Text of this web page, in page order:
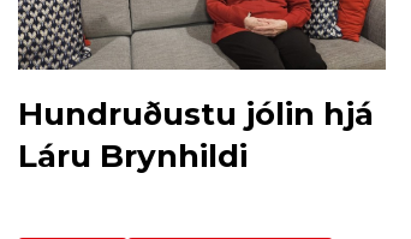
Hundruðustu jólin hjá
Láru Brynhildi